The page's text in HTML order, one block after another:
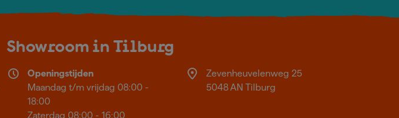
Showroom in Tilburg
Openingstijden
Maandag t/m vrijdag 08:00 -
18:00
Zaterdag 08:00 - 16:00
Zevenheuvelenweg 25
5048 AN Tilburg